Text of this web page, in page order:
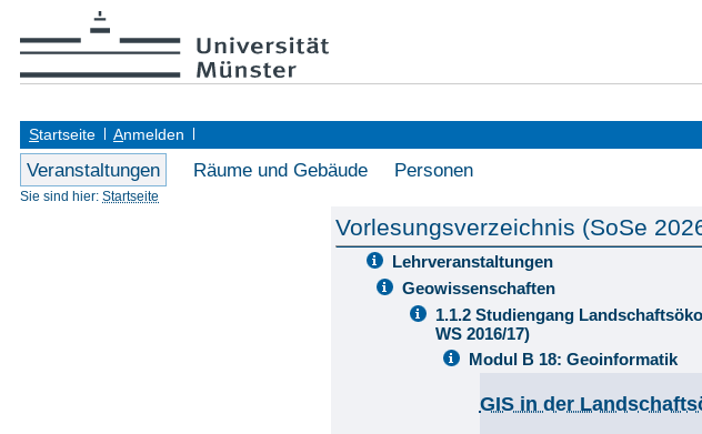
Startseite Anmelden
Veranstaltungen Räume und Gebäude Personen
Sie sind hier: Startseite
Vorlesungsverzeichnis (SoSe
Lehrveranstaltungen
Geowissenschaften
1.1.2 Studiengang
WS 2016/17)
Modul B 18: Geoinformatik
GIS in der